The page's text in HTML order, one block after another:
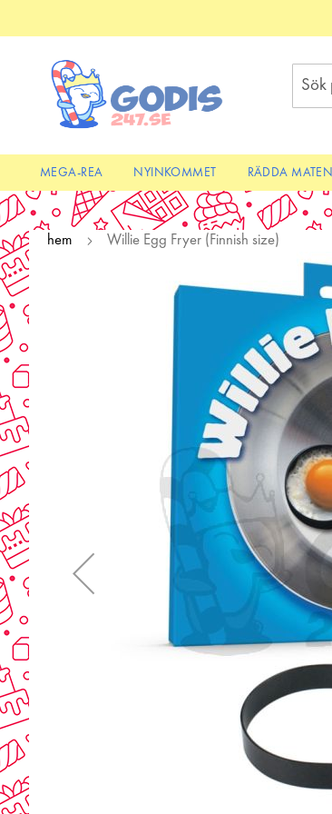
to
MEGA-REA NYINKOMMET RÄDDA MATEN
hem Willie Egg Fryer (Finnish size)